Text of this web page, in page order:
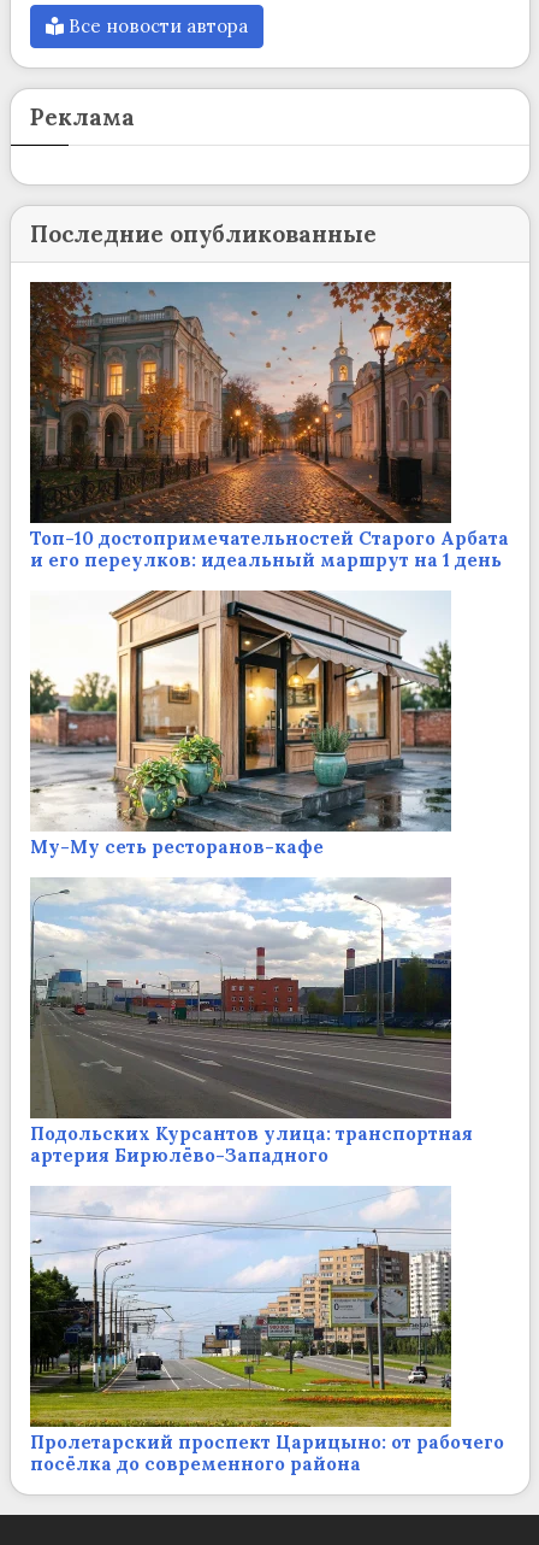
Все новости автора
Реклама
Последние опубликованные
Топ-10 достопримечательностей Старого Арбата
и его переулков: идеальный маршрут на 1 день
Му-Му сеть ресторанов-кафе
Подольских Курсантов улица: транспортная
артерия Бирюлёво-Западного
Пролетарский проспект Царицыно: от рабочего
посёлка до современного района